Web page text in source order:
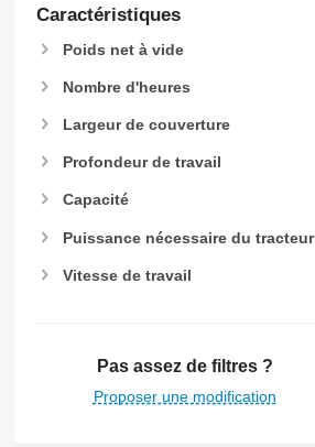
Caractéristiques
Poids net à vide
Nombre d'heures
Largeur de couverture
Profondeur de travail
Capacité
Puissance nécessaire du tracteur
Vitesse de travail
Pas assez de filtres ?
Proposer une modification